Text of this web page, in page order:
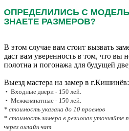
ОПРЕДЕЛИЛИСЬ С
ЗНАЕТЕ РАЗМЕРОВ?
В этом случае вам стоит вызвать
даст вам уверенность в том, что вы
полотна и погонажа для будущей
Выезд мастера на замер в г.Кишинёв:
• Входные двери - 150 лей.
• Межкомнатные - 150 лей.
* стоимость указана до 10 проемов
* стоимость замера в регионах уточняйте
через онлайн чат